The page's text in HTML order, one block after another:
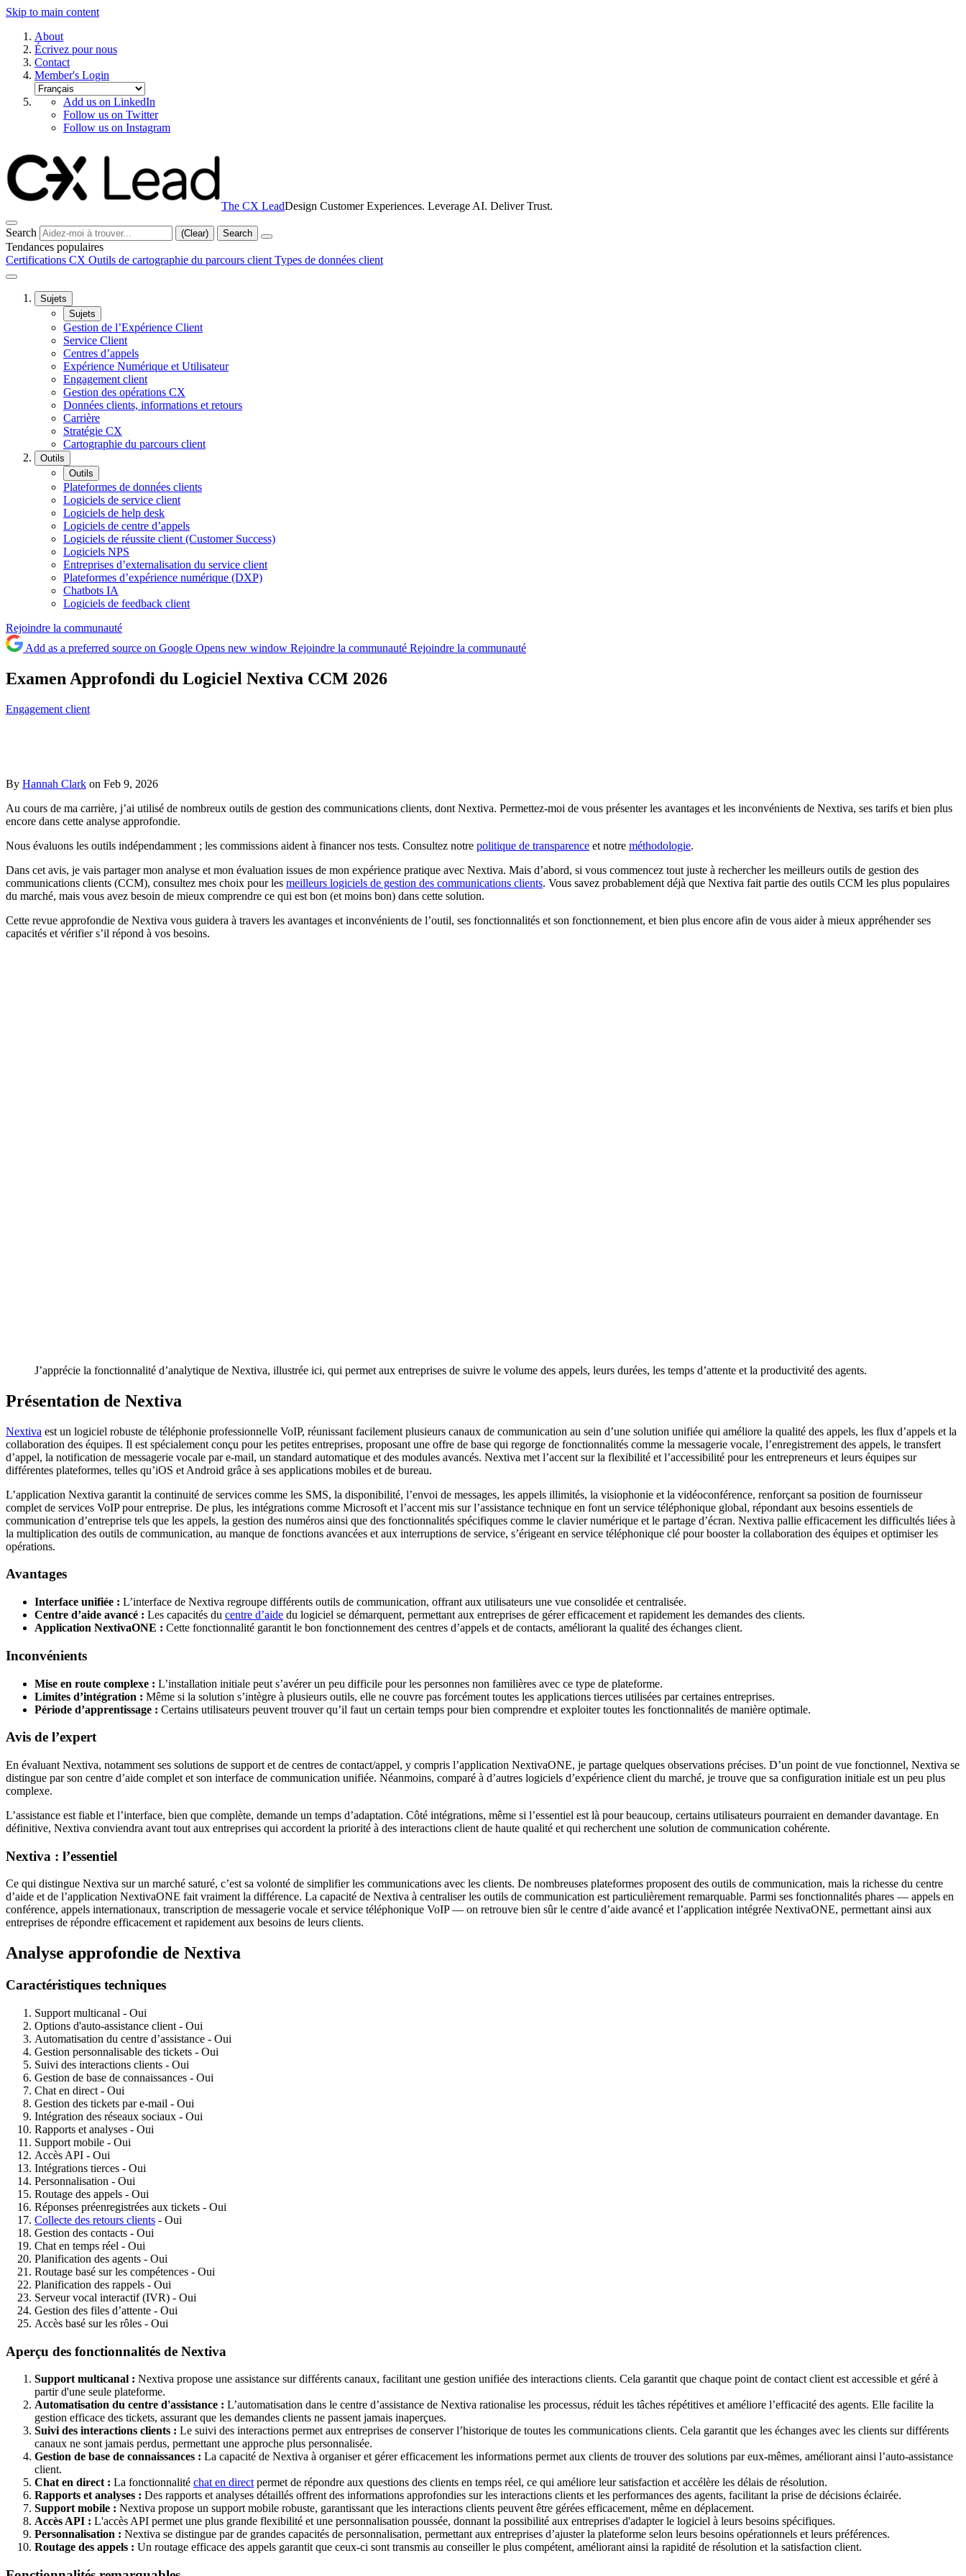
Skip to main content
About
Écrivez pour nous
Contact
Member's Login
Add us on LinkedIn
Follow us on Twitter
Follow us on Instagram
The CX LeadDesign Customer Experiences. Leverage AI. Deliver Trust.
Search (Clear) Search
Tendances populaires
Certifications CX Outils de cartographie du parcours client Types de données client
Sujets
Sujets
Gestion de l’Expérience Client
Service Client
Centres d’appels
Expérience Numérique et Utilisateur
Engagement client
Gestion des opérations CX
Données clients, informations et retours
Carrière
Stratégie CX
Cartographie du parcours client
Outils
Outils
Plateformes de données clients
Logiciels de service client
Logiciels de help desk
Logiciels de centre d’appels
Logiciels de réussite client (Customer Success)
Logiciels NPS
Entreprises d’externalisation du service client
Plateformes d’expérience numérique (DXP)
Chatbots IA
Logiciels de feedback client
Rejoindre la communauté
Add as a preferred source on Google Opens new window Rejoindre la communauté Rejoindre la communauté
Examen Approfondi du Logiciel Nextiva CCM 2026
Engagement client
By Hannah Clark on Feb 9, 2026
Au cours de ma carrière, j’ai utilisé de nombreux outils de gestion des communications clients, dont Nextiva. Permettez-moi de vous présenter les avantages et les inconvénients de Nextiva, ses tarifs et bien plus
encore dans cette analyse approfondie.
Nous évaluons les outils indépendamment ; les commissions aident à financer nos tests. Consultez notre politique de transparence et notre méthodologie.
Dans cet avis, je vais partager mon analyse et mon évaluation issues de mon expérience pratique avec Nextiva. Mais d’abord, si vous commencez tout juste à rechercher les meilleurs outils de gestion des
communications clients (CCM), consultez mes choix pour les meilleurs logiciels de gestion des communications clients. Vous savez probablement déjà que Nextiva fait partie des outils CCM les plus populaires
du marché, mais vous avez besoin de mieux comprendre ce qui est bon (et moins bon) dans cette solution.
Cette revue approfondie de Nextiva vous guidera à travers les avantages et inconvénients de l’outil, ses fonctionnalités et son fonctionnement, et bien plus encore afin de vous aider à mieux appréhender ses
capacités et vérifier s’il répond à vos besoins.
J’apprécie la fonctionnalité d’analytique de Nextiva, illustrée ici, qui permet aux entreprises de suivre le volume des appels, leurs durées, les temps d’attente et la productivité des agents.
Présentation de Nextiva
Nextiva est un logiciel robuste de téléphonie professionnelle VoIP, réunissant facilement plusieurs canaux de communication au sein d’une solution unifiée qui améliore la qualité des appels, les flux d’appels et la
collaboration des équipes. Il est spécialement conçu pour les petites entreprises, proposant une offre de base qui regorge de fonctionnalités comme la messagerie vocale, l’enregistrement des appels, le transfert
d’appel, la notification de messagerie vocale par e-mail, un standard automatique et des modules avancés. Nextiva met l’accent sur la flexibilité et l’accessibilité pour les entrepreneurs et leurs équipes sur
différentes plateformes, telles qu’iOS et Android grâce à ses applications mobiles et de bureau.
L’application Nextiva garantit la continuité de services comme les SMS, la disponibilité, l’envoi de messages, les appels illimités, la visiophonie et la vidéoconférence, renforçant sa position de fournisseur
complet de services VoIP pour entreprise. De plus, les intégrations comme Microsoft et l’accent mis sur l’assistance technique en font un service téléphonique global, répondant aux besoins essentiels de
communication d’entreprise tels que les appels, la gestion des numéros ainsi que des fonctionnalités spécifiques comme le clavier numérique et le partage d’écran. Nextiva pallie efficacement les difficultés liées à
la multiplication des outils de communication, au manque de fonctions avancées et aux interruptions de service, s’érigeant en service téléphonique clé pour booster la collaboration des équipes et optimiser les
opérations.
Avantages
Interface unifiée : L’interface de Nextiva regroupe différents outils de communication, offrant aux utilisateurs une vue consolidée et centralisée.
Centre d’aide avancé : Les capacités du centre d’aide du logiciel se démarquent, permettant aux entreprises de gérer efficacement et rapidement les demandes des clients.
Application NextivaONE : Cette fonctionnalité garantit le bon fonctionnement des centres d’appels et de contacts, améliorant la qualité des échanges client.
Inconvénients
Mise en route complexe : L’installation initiale peut s’avérer un peu difficile pour les personnes non familières avec ce type de plateforme.
Limites d’intégration : Même si la solution s’intègre à plusieurs outils, elle ne couvre pas forcément toutes les applications tierces utilisées par certaines entreprises.
Période d’apprentissage : Certains utilisateurs peuvent trouver qu’il faut un certain temps pour bien comprendre et exploiter toutes les fonctionnalités de manière optimale.
Avis de l’expert
En évaluant Nextiva, notamment ses solutions de support et de centres de contact/appel, y compris l’application NextivaONE, je partage quelques observations précises. D’un point de vue fonctionnel, Nextiva se
distingue par son centre d’aide complet et son interface de communication unifiée. Néanmoins, comparé à d’autres logiciels d’expérience client du marché, je trouve que sa configuration initiale est un peu plus
complexe.
L’assistance est fiable et l’interface, bien que complète, demande un temps d’adaptation. Côté intégrations, même si l’essentiel est là pour beaucoup, certains utilisateurs pourraient en demander davantage. En
définitive, Nextiva conviendra avant tout aux entreprises qui accordent la priorité à des interactions client de haute qualité et qui recherchent une solution de communication cohérente.
Nextiva : l’essentiel
Ce qui distingue Nextiva sur un marché saturé, c’est sa volonté de simplifier les communications avec les clients. De nombreuses plateformes proposent des outils de communication, mais la richesse du centre
d’aide et de l’application NextivaONE fait vraiment la différence. La capacité de Nextiva à centraliser les outils de communication est particulièrement remarquable. Parmi ses fonctionnalités phares — appels en
conférence, appels internationaux, transcription de messagerie vocale et service téléphonique VoIP — on retrouve bien sûr le centre d’aide avancé et l’application intégrée NextivaONE, permettant ainsi aux
entreprises de répondre efficacement et rapidement aux besoins de leurs clients.
Analyse approfondie de Nextiva
Caractéristiques techniques
Support multicanal - Oui
Options d'auto-assistance client - Oui
Automatisation du centre d’assistance - Oui
Gestion personnalisable des tickets - Oui
Suivi des interactions clients - Oui
Gestion de base de connaissances - Oui
Chat en direct - Oui
Gestion des tickets par e-mail - Oui
Intégration des réseaux sociaux - Oui
Rapports et analyses - Oui
Support mobile - Oui
Accès API - Oui
Intégrations tierces - Oui
Personnalisation - Oui
Routage des appels - Oui
Réponses préenregistrées aux tickets - Oui
Collecte des retours clients - Oui
Gestion des contacts - Oui
Chat en temps réel - Oui
Planification des agents - Oui
Routage basé sur les compétences - Oui
Planification des rappels - Oui
Serveur vocal interactif (IVR) - Oui
Gestion des files d’attente - Oui
Accès basé sur les rôles - Oui
Aperçu des fonctionnalités de Nextiva
Support multicanal : Nextiva propose une assistance sur différents canaux, facilitant une gestion unifiée des interactions clients. Cela garantit que chaque point de contact client est accessible et géré à
partir d'une seule plateforme.
Automatisation du centre d'assistance : L’automatisation dans le centre d’assistance de Nextiva rationalise les processus, réduit les tâches répétitives et améliore l’efficacité des agents. Elle facilite la
gestion efficace des tickets, assurant que les demandes clients ne passent jamais inaperçues.
Suivi des interactions clients : Le suivi des interactions permet aux entreprises de conserver l’historique de toutes les communications clients. Cela garantit que les échanges avec les clients sur différents
canaux ne sont jamais perdus, permettant une approche plus personnalisée.
Gestion de base de connaissances : La capacité de Nextiva à organiser et gérer efficacement les informations permet aux clients de trouver des solutions par eux-mêmes, améliorant ainsi l’auto-assistance
client.
Chat en direct : La fonctionnalité chat en direct permet de répondre aux questions des clients en temps réel, ce qui améliore leur satisfaction et accélère les délais de résolution.
Rapports et analyses : Des rapports et analyses détaillés offrent des informations approfondies sur les interactions clients et les performances des agents, facilitant la prise de décisions éclairée.
Support mobile : Nextiva propose un support mobile robuste, garantissant que les interactions clients peuvent être gérées efficacement, même en déplacement.
Accès API : L'accès API permet une plus grande flexibilité et une personnalisation poussée, donnant la possibilité aux entreprises d'adapter le logiciel à leurs besoins spécifiques.
Personnalisation : Nextiva se distingue par de grandes capacités de personnalisation, permettant aux entreprises d’ajuster la plateforme selon leurs besoins opérationnels et leurs préférences.
Routage des appels : Un routage efficace des appels garantit que ceux-ci sont transmis au conseiller le plus compétent, améliorant ainsi la rapidité de résolution et la satisfaction client.